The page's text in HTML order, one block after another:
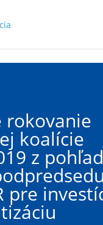
rokovanie
koalície
z
pre